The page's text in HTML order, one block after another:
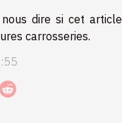
dire si cet
carrosseries.